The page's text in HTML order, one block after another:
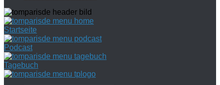
Startseite
Podcast
Tagebuch